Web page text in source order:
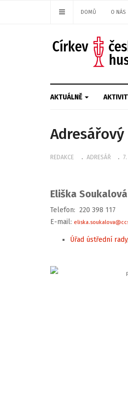
DOMŮ O NÁS
AKTUÁLNĚ
Adresářový
REDAKCE ADRESÁŘ
Eliška Soukalová
Telefon: 220 398 117
E-mail:
Úřad ústřední rady